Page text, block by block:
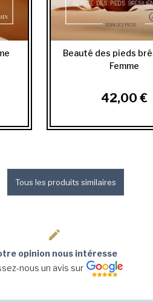
Beauté des pieds
Femme
42,00 €
Tous les produits similaires
opinion nous intéresse
nous un avis sur